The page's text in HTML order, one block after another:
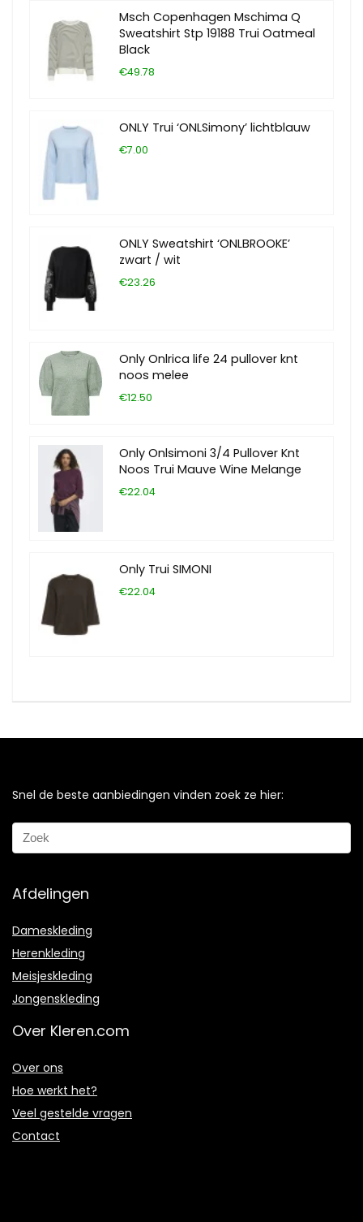
Msch Copenhagen Mschima Q
Sweatshirt Stp 19188 Trui Oatmeal
Black
€49.78
ONLY Trui ‘ONLSimony’ lichtblauw
€7.00
ONLY Sweatshirt ‘ONLBROOKE’
zwart / wit
€23.26
Only Onlrica life 24 pullover knt
noos melee
€12.50
Only Onlsimoni 3/4 Pullover Knt
Noos Trui Mauve Wine Melange
€22.04
Only Trui SIMONI
€22.04
Snel de beste aanbiedingen vinden zoek ze hier:
Afdelingen
Dameskleding
Herenkleding
Meisjeskleding
Jongenskleding
Over Kleren.com
Over ons
Hoe werkt het?
Veel gestelde vragen
Contact